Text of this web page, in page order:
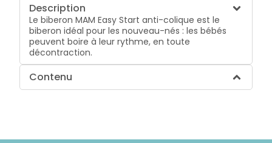
Description
Le biberon MAM Easy Start anti-colique est le
biberon idéal pour les nouveau-nés : les bébés
peuvent boire à leur rythme, en toute
décontraction.
Contenu